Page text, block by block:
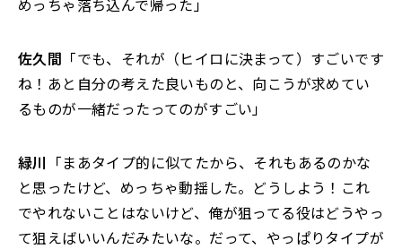
めっちゃ落ち込んで帰った」
佐久間 「でも、それが（ヒイロに決まって）すごいです
ね！あと自分の考えた良いものと、向こうが求めてい
るものが一緒だったってのがすごい」
緑川 「まあタイプ的に似てたから、それもあるのかな
と思ったけど、めっちゃ動揺した。どうしよう！これ
でやれないことはないけど、俺が狙ってる役はどうやっ
て狙えばいいんだみたいな。だって、やっぱりタイプが